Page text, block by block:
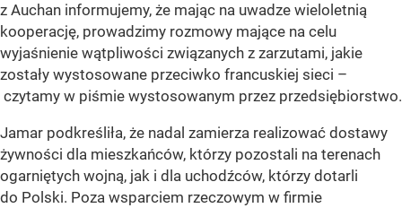
z Auchan informujemy, że mając na uwadze wieloletnią
kooperację, prowadzimy rozmowy mające na celu
wyjaśnienie wątpliwości związanych z zarzutami, jakie
zostały wystosowane przeciwko francuskiej sieci –
czytamy w piśmie wystosowanym przez przedsiębiorstwo.
Jamar podkreśliła, że nadal zamierza realizować dostawy
żywności dla mieszkańców, którzy pozostali na terenach
ogarniętych wojną, jak i dla uchodźców, którzy dotarli
do Polski. Poza wsparciem rzeczowym w firmie